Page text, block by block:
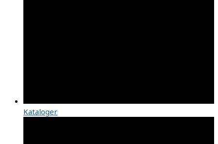
Kataloger